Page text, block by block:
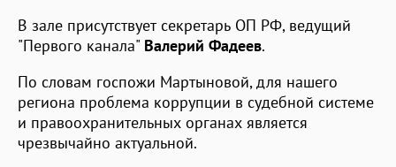
В зале присутствует секретарь ОП РФ, ведущий
"Первого канала" Валерий Фадеев.
По словам госпожи Мартыновой, для нашего
региона проблема коррупции в судебной системе
и правоохранительных органах является
чрезвычайно актуальной.